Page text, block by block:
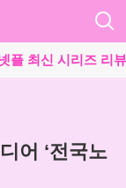
시리즈 리뷰까지 큐
어 ‘전국노